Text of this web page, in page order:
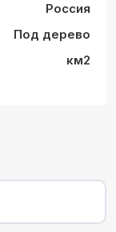
Россия
Под дерево
км2